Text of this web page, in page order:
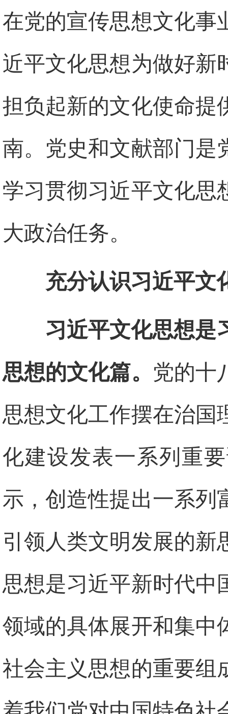
在党的宣传思想文化事
近平文化思想为做好新
担负起新的文化使命提
南。党史和文献部门是
学习贯彻习近平文化思
大政治任务。
充分认识习近平文
习近平文化思想是
思想的文化篇。 党的十
思想文化工作摆在治国
化建设发表一系列重
示，创造性提出一系列
引领人类文明发展的新
思想是习近平新时代中
领域的具体展开和集中
社会主义思想的重要组